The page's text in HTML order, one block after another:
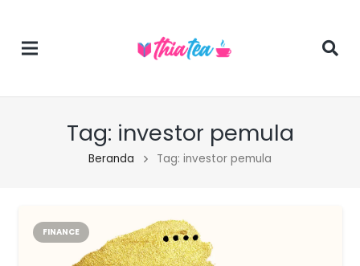
Tag: investor pemula
Beranda Tag: investor pemula
FINANCE